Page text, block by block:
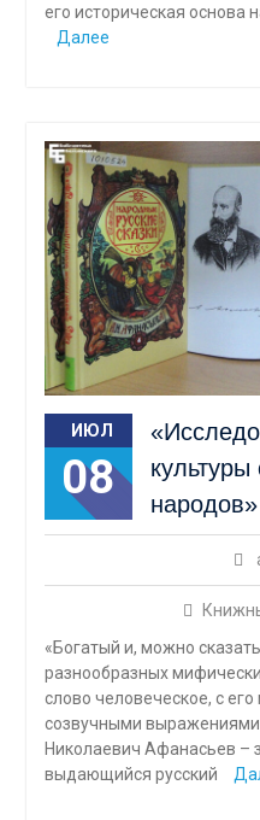
его историческая основа
Далее
ИЮЛ
08
культуры
народов»
«Богатый и, можно
разнообразных
слово человеческое, с
созвучными
Николаевич Афанасьев –
выдающийся русский